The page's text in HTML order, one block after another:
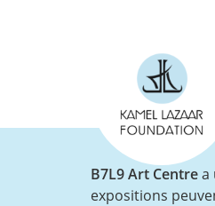
B7L9 Art Centrea
expositions